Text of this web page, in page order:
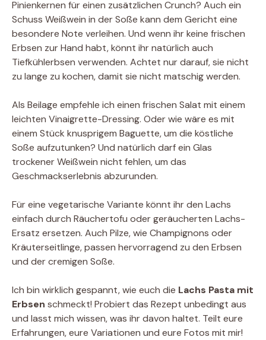
Pinienkernen für einen zusätzlichen Crunch? Auch ein
Schuss Weißwein in der Soße kann dem Gericht eine
besondere Note verleihen. Und wenn ihr keine frischen
Erbsen zur Hand habt, könnt ihr natürlich auch
Tiefkühlerbsen verwenden. Achtet nur darauf, sie nicht
zu lange zu kochen, damit sie nicht matschig werden.
Als Beilage empfehle ich einen frischen Salat mit einem
leichten Vinaigrette-Dressing. Oder wie wäre es mit
einem Stück knusprigem Baguette, um die köstliche
Soße aufzutunken? Und natürlich darf ein Glas
trockener Weißwein nicht fehlen, um das
Geschmackserlebnis abzurunden.
Für eine vegetarische Variante könnt ihr den Lachs
einfach durch Räuchertofu oder geräucherten Lachs-
Ersatz ersetzen. Auch Pilze, wie Champignons oder
Kräuterseitlinge, passen hervorragend zu den Erbsen
und der cremigen Soße.
Ich bin wirklich gespannt, wie euch die Lachs Pasta mit
Erbsen schmeckt! Probiert das Rezept unbedingt aus
und lasst mich wissen, was ihr davon haltet. Teilt eure
Erfahrungen, eure Variationen und eure Fotos mit mir!